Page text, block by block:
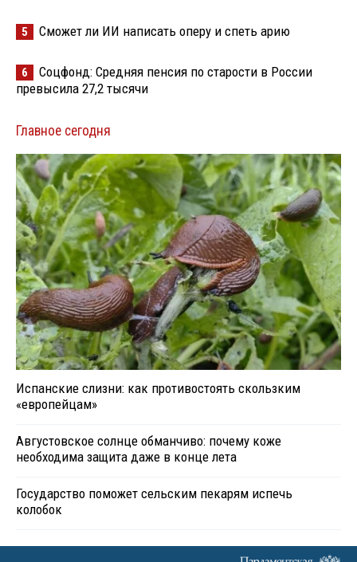
5 Сможет ли ИИ написать оперу и спеть арию
6
Соцфонд: Средняя пенсия по старости в России
превысила 27,2 тысячи
Главное сегодня
Испанские слизни: как противостоять скользким
«европейцам»
Августовское солнце обманчиво: почему коже
необходима защита даже в конце лета
Государство поможет сельским пекарям испечь
колобок